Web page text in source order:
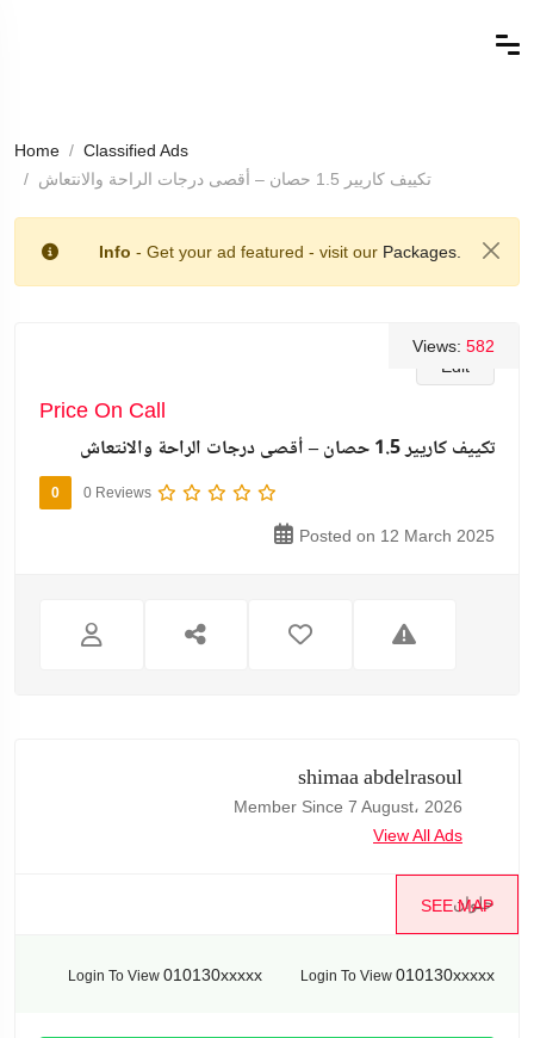
Home
Classified Ads
تكييف كاريير 1.5 حصان – أقصى درجات الراحة والانتعاش
Info - Get your ad featured - visit our Packages.
Edit
Views: 582
Price On Call
تكييف كاريير 1.5 حصان – أقصى درجات الراحة والانتعاش
0 0 Reviews
Posted on 12 March 2025
shimaa abdelrasoul
Member Since 7 August، 2026
View All Ads
SEE MAP
حلوان
Login To View 010130xxxxx Login To View 010130xxxxx